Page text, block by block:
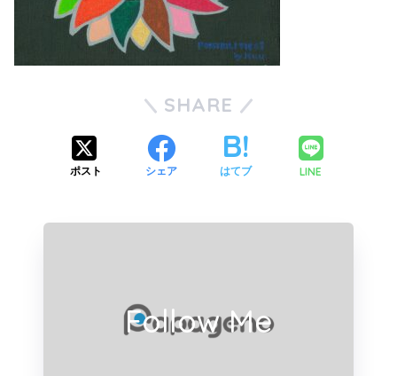
SHARE
ポスト シェア はてブ LINE
Follow Me